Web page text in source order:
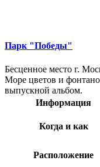
Парк "Победы"
Бесценное место г.
Море цветов и
выпускной альбом.
Информация
Когда и как
Расположение